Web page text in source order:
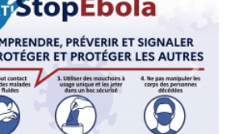
Next